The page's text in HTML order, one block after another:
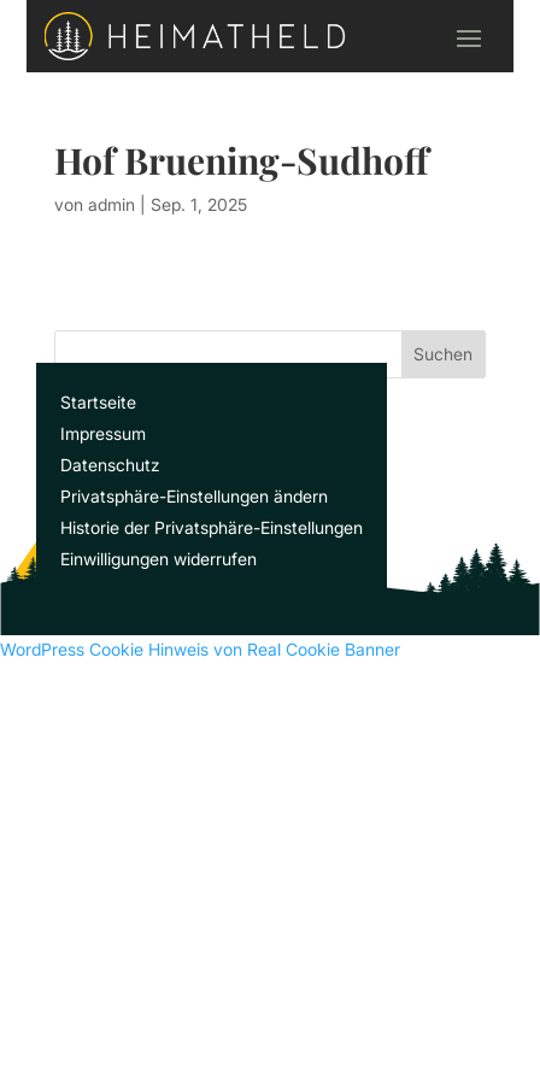
Hof Bruening-Sudhoff
von admin Sep. 1, 2025
Suchen
Recent Posts
Recent Comments
Es sind keine Kommentare vorhanden.
Startseite
Impressum
Datenschutz
Privatsphäre-Einstellungen ändern
Historie der Privatsphäre-Einstellungen
Einwilligungen widerrufen
WordPress Cookie Hinweis von Real Cookie Banner